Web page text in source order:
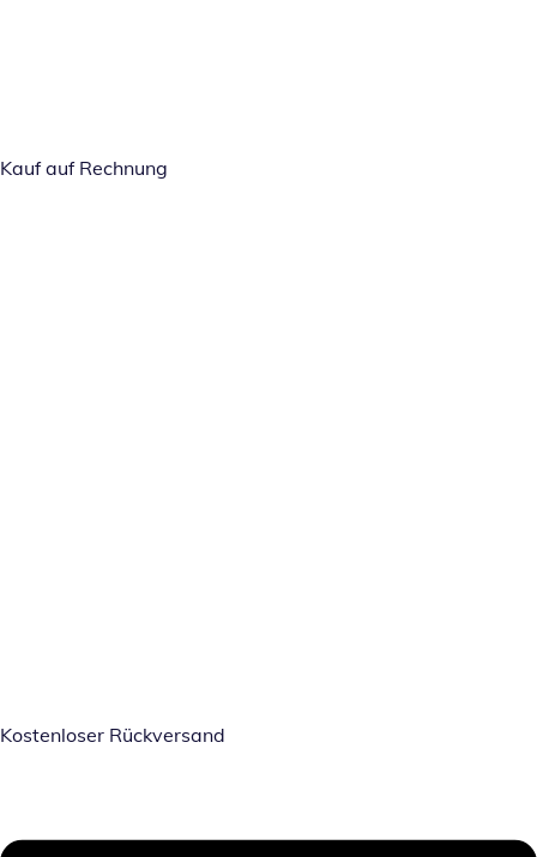
Kauf auf Rechnung
Kostenloser Rückversand